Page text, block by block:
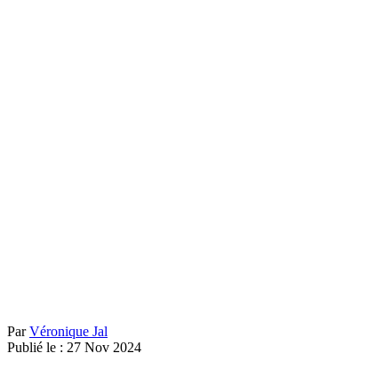
ParVéronique Jal
Publié le : 27 Nov 2024